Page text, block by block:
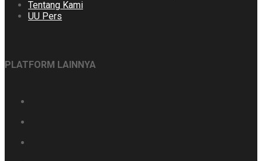
Tentang Kami
UU Pers
PLATFORM LAINNYA